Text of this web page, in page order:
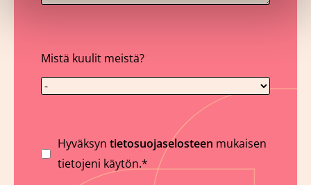
Mistä kuulit meistä?
Suostumus
Hyväksyntietosuojaselosteen mukaisen
tietojeni käytön.*